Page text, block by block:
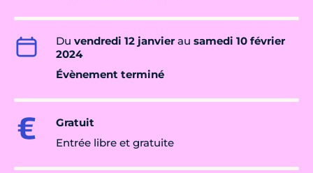
Du vendredi 12 janvierau samedi 10 février
2024
Évènement terminé
Gratuit
Entrée libre et gratuite